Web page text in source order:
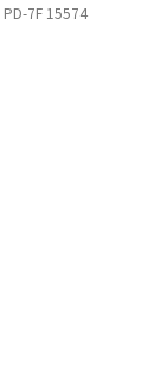
PD-7F 15574